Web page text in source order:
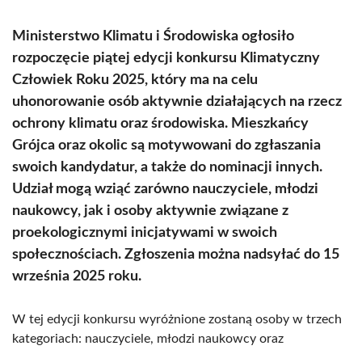
Ministerstwo Klimatu i Środowiska ogłosiło
rozpoczęcie piątej edycji konkursu Klimatyczny
Człowiek Roku 2025, który ma na celu
uhonorowanie osób aktywnie działających na rzecz
ochrony klimatu oraz środowiska. Mieszkańcy
Grójca oraz okolic są motywowani do zgłaszania
swoich kandydatur, a także do nominacji innych.
Udział mogą wziąć zarówno nauczyciele, młodzi
naukowcy, jak i osoby aktywnie związane z
proekologicznymi inicjatywami w swoich
społecznościach. Zgłoszenia można nadsyłać do 15
września 2025 roku.
W tej edycji konkursu wyróżnione zostaną osoby w trzech
kategoriach: nauczyciele, młodzi naukowcy oraz